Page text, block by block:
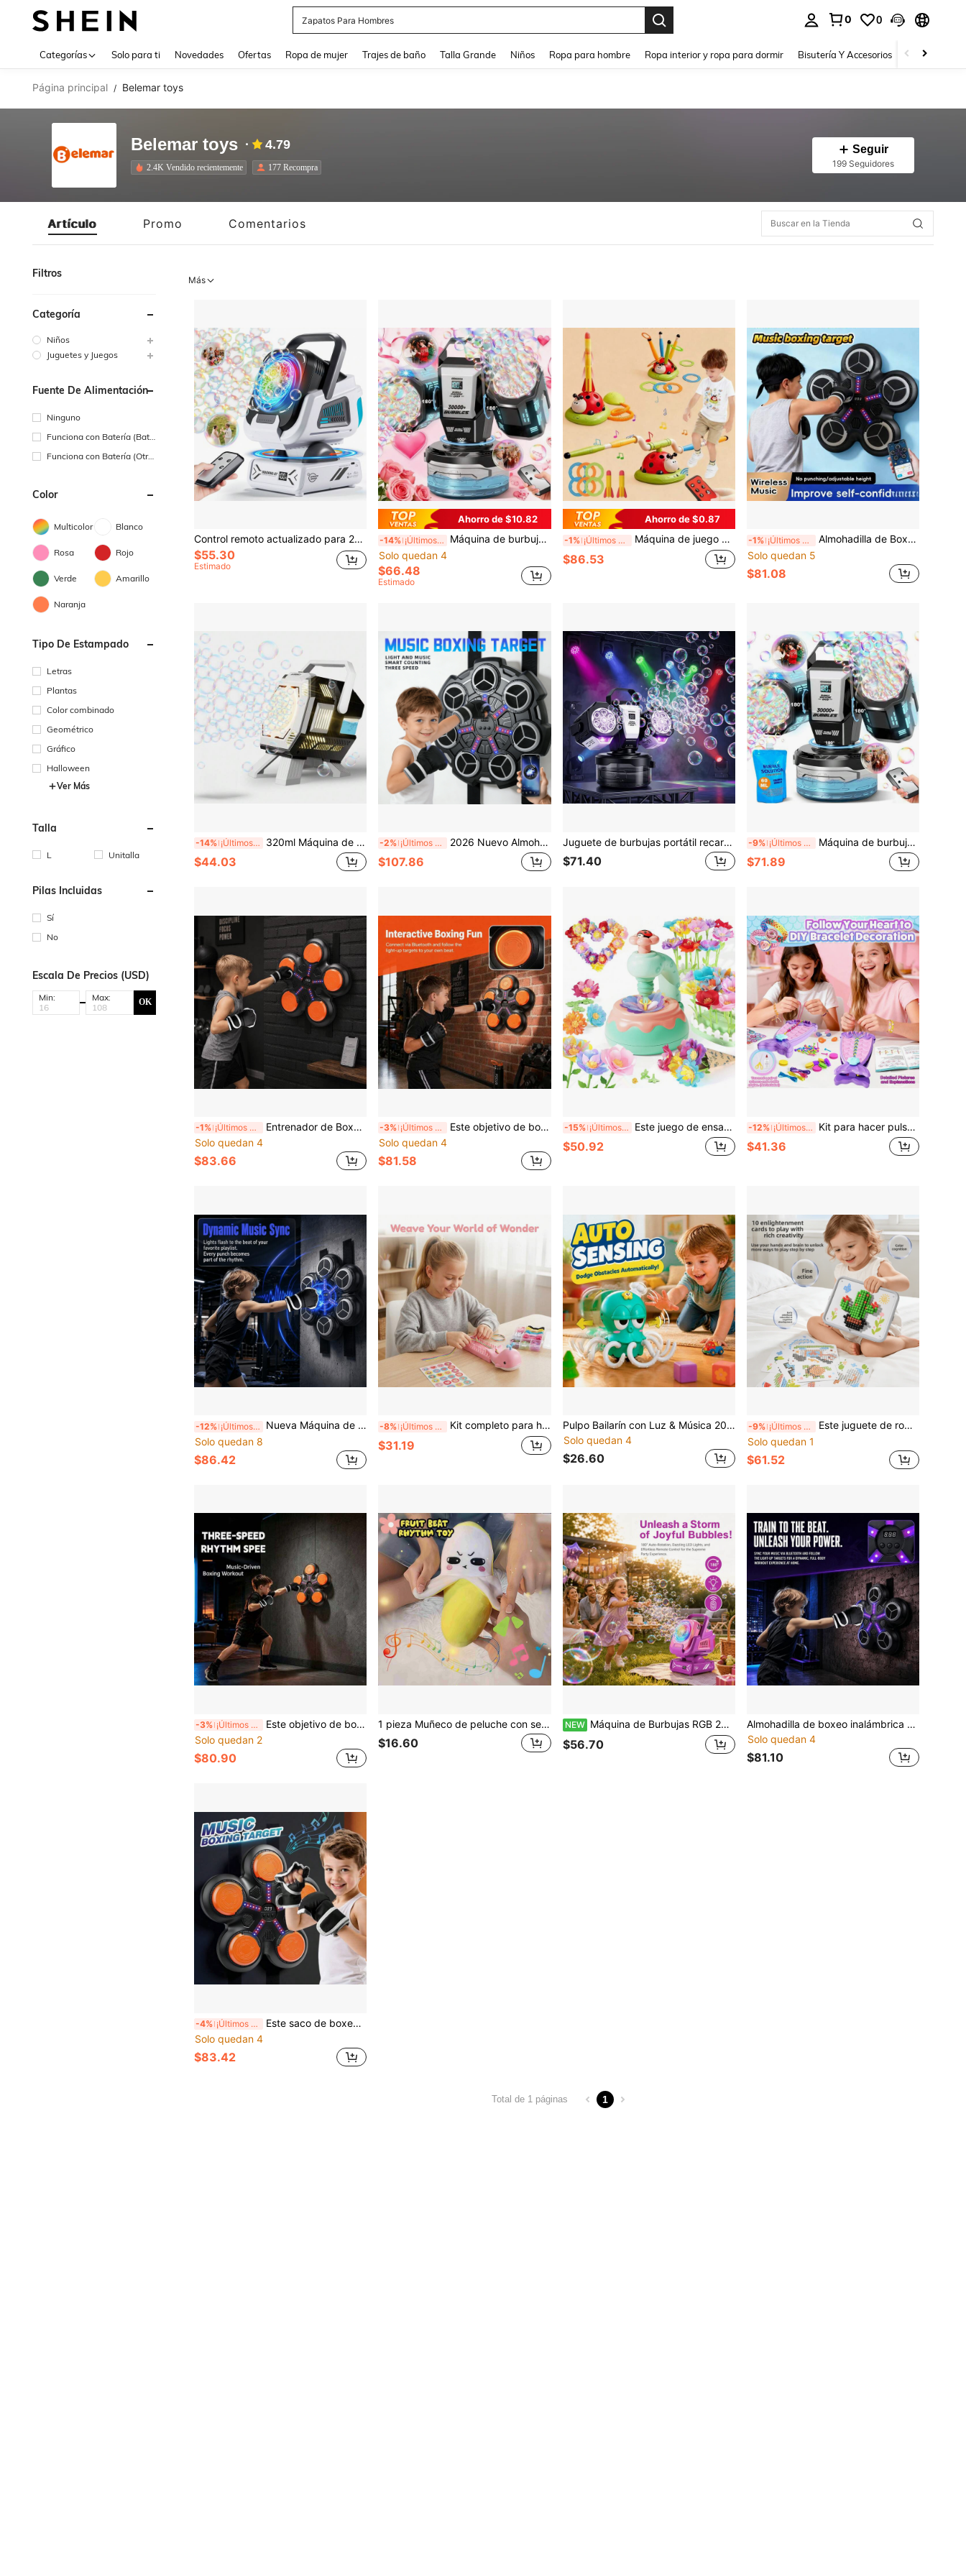
Zapatos Blancos
0 0
Categorías Solo para ti Novedades Ofertas Ropa de mujer Trajes de baño Talla Grande Niños Ropa para hombre Ropa interior y ropa para dormir Bisutería Y Accesorios Zapatos
Página principal / Belemar toys
Belemar toys 4.79
2.4K Vendido recientemente 177 Recompra
Seguir
199 Seguidores
Artículo Promo Comentarios
Filtros
Categoría
Niños
Juguetes y Juegos
Fuente De Alimentación
Ninguno
Funciona con Batería (Bate
Funciona con Batería (Otra
Color
Multicolor Blanco
Rosa Rojo
Verde Amarillo
Naranja
Tipo De Estampado
Letras
Plantas
Color combinado
Geométrico
Gráfico
Halloween
Ver Más
Talla
L Unitalla
Pilas Incluidas
Sí
No
Escala De Precios (USD)
Min: Max: OK
Más
Control remoto actualizado para 2025, máquina de burbujas con rotación automática, RGB, batería recargable de 1800mAh, carga tipo C, apta para niños, bodas, fiestas de cumpleaños, eventos al aire libre, líquido para burbujas no incluido
$55.30
Estimado
Ahorro de $10.82
-14% ¡Últimos 3 días
Máquina de burbujas actualizada 2026: Rotación automática, iluminación RGB, control remoto, batería de 1800mAh, interfaz Tipo-C
Solo quedan 4
$66.48
Estimado
Ahorro de $0.87
-1% ¡Últimos 3 días Máquina de juego deportivo de mariquita 3 en 1, lanzador de cohetes, salto musical y lanzamiento de aros, para niños de 3+ años, juguete para exteriores, regalo perfecto para cumpleaños y fiestas
$86.53
-1% ¡Últimos 3 días
Almohadilla de Boxeo Inalámbrica Montada en la Pared con Guantes, Luces de Ritmo & Modo de 2 Jugadores. Adecuado para Edades 3+, Juguete de Alivio del Estrés para Fitness en el Hogar, Regalo Perfecto para Vacaciones & Cumpleaños.
Solo quedan 5
$81.08
-14% ¡Últimos 3 días 320ml Máquina de burbujas con luces, juguete gran soplador de burbujas para niños y niños pequeños, soplador de burbujas a batería apto para fiestas de cumpleaños, bodas, juego en interiores y exteriores
$44.03
-2% ¡Últimos 2 días 2026 Nuevo Almohadilla de Boxeo Montada en la Pared con Luces de Ritmo Musical Integradas, Soporta Batalla de 2 Jugadores, Juguete de Alivio del Estrés para Vacaciones y Cumpleaños
$107.86
Juguete de burbujas portátil recargable con luces de color RGB, diseño giratorio de 360°, adecuado para actividades al aire libre, regalos de cumpleaños, Halloween y Navidad
$71.40
-9% ¡Últimos 3 días Máquina de burbujas recargable 2026 con luces RGB: Crea una tormenta de 30,000 burbujas/min, rotación automática de 360°, carga tipo C - Máquina de burbujas con control remoto, adecuada para bodas, fiestas infantiles y actividades al aire libre
$71.89
-1% ¡Últimos 3 días
Entrenador de Boxeo Inalámbrico Compacto Montado en la Pared con Modo Dual, Excelente Juguete Deportivo de Alivio del Estrés para Cumpleaños y Vacaciones para Toda la Familia.
Solo quedan 4
$83.66
-3% ¡Últimos 3 días
Este objetivo de boxeo inteligente con Bluetooth montado en la pared viene con guantes de boxeo y almohadilla de entrenamiento, un juguete creativo adecuado para niños y niñas de 3 a 12 años y talla grande
Solo quedan 4
$81.58
-15% ¡Últimos 3 días Este juego de ensamblaje de jardín floral contiene 248 piezas, convirtiéndolo en un excelente regalo de cumpleaños tanto para niños como para niñas. Combina actividades educativas STEM y principios de enseñanza Montessori, y se puede usar como juguete de clasificación y apilamiento. Adecuado para niños de 3 a 9 años, es un juguete clásico de Pascua y primavera para niñas.
$50.92
-12% ¡Últimos 3 días Kit para hacer pulseras de la amistad, set de joyería para niños, adecuado para niños de 6 a 12 años, regalo de cumpleaños para adolescentes, herramientas de fabricación de joyas con cuentas, kit de bricolaje de pulseras, set de actividades de viaje para niños, set de manualidades para niños - Kit de juguete con cuentas para hacer pulseras de moda, mejor idea de regalo de cumpleaños y regalo de Pascua.
$41.36
-12% ¡Últimos 3 días
Nueva Máquina de Boxeo Musical Inteligente para Niños 2026 con Guantes de Boxeo | Máquina de Entrenamiento de Boxeo Montada en la Pared Ajustable para Niños de 3-8+ Años, con Pantalla Electrónica LED, Juguete Deportivo para Niños Equipo de Fitness Interior para el Hogar Juego | Regalo Ideal para Navidad y Cumpleaños
Solo quedan 8
$86.42
-8% ¡Últimos 3 días Kit completo para hacer pulseras de la amistad, incluye herramientas de tejido y cuentas, diseñado para niños de 6 a 12 años. Este es un popular juguete de manualidades con cuentas, ideal como sorpresa de cumpleaños y regalo de Pascua.
$31.19
Pulpo Bailarín con Luz & Música 2026, Juguete Interactivo para Niños, Ideal para Festivales & Cumpleaños
Solo quedan 4
$26.60
-9% ¡Últimos 3 días
Este juguete de rompecabezas de clavijas en forma de seta 3D está diseñado como una herramienta educativa Montessori. A través de divertidos juegos de emparejamiento y combinación, ayuda a entrenar el enfoque, la creatividad y las habilidades cognitivas de los niños.
Solo quedan 1
$61.52
-3% ¡Últimos 3 días
Este objetivo de boxeo inteligente con Bluetooth montado en la pared viene con guantes de boxeo y almohadilla de entrenamiento, un juguete creativo adecuado para niños y niñas de 3 a 12 años y talla grande.
Solo quedan 2
$80.90
1 pieza Muñeco de peluche con sensor de frutas estilo plátano, piano musical, se puede jugar de forma interactiva entre dos personas o individualmente, requiere 2 pilas AA, adecuado para la interacción de parejas y la socialización de los niños
$16.60
NEW Máquina de Burbujas RGB 2026, Control Remoto & Rotación Automática, Recargable Tipo-C. Excelente Para Halloween, Navidad, Pascua
$56.70
Almohadilla de boxeo inalámbrica compartida para niños & adultos con luces musicales y guantes, función de batalla para 2 personas, regalo de fitness ideal para cada festival y cumpleaños.
Solo quedan 4
$81.10
-4% ¡Últimos 3 días
Este saco de boxeo inteligente Bluetooth montado en la pared viene con guantes de boxeo y una esterilla de entrenamiento, convirtiéndolo en un juguete creativo adecuado para niños y niñas de 3 años en adelante.
Solo quedan 4
$83.42
Total de 1 páginas 1